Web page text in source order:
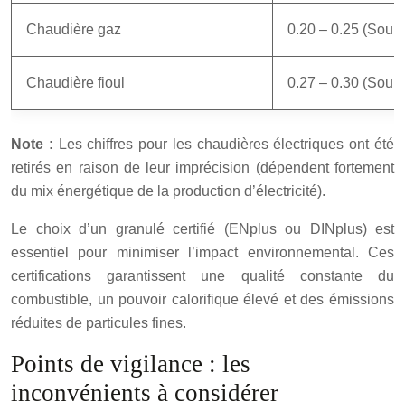
Chaudière gaz 0.20 – 0.25
Chaudière fioul 0.27 – 0.30
Note : Les chiffres pour les chaudières électriques ont été
retirés en raison de leur imprécision (dépendent fortement
du mix énergétique de la production d’électricité).
Le choix d’un granulé certifié (ENplus ou DINplus) est
essentiel pour minimiser l’impact environnemental. Ces
certifications garantissent une qualité constante du
combustible, un pouvoir calorifique élevé et des émissions
réduites de particules fines.
Points de vigilance : les
inconvénients à considérer